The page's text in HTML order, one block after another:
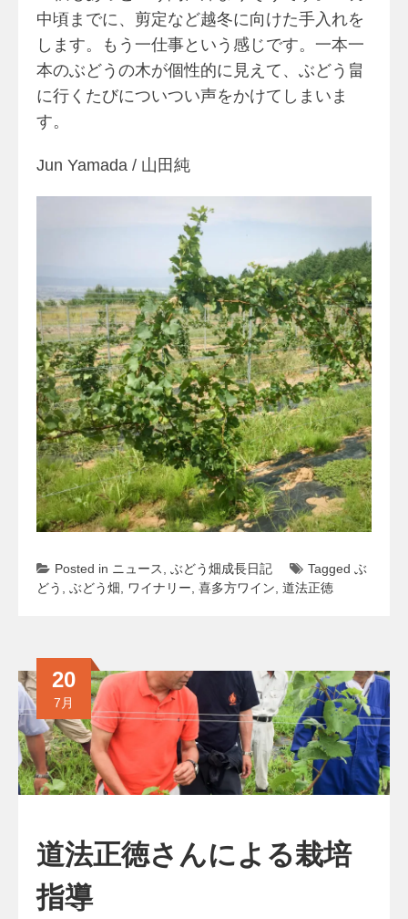
中頃までに、剪定など越冬に向けた手入れを
します。もう一仕事という感じです。一本一
本のぶどうの木が個性的に見えて、ぶどう畠
に行くたびについつい声をかけてしまいま
す。
Jun Yamada / 山田純
Posted in ニュース ぶどう畑成長日記 Tagged ぶ
どう
ぶどう畑 ワイナリー 喜多方ワイン 道法正徳
道法正徳さんによる栽培
指導
20
7月